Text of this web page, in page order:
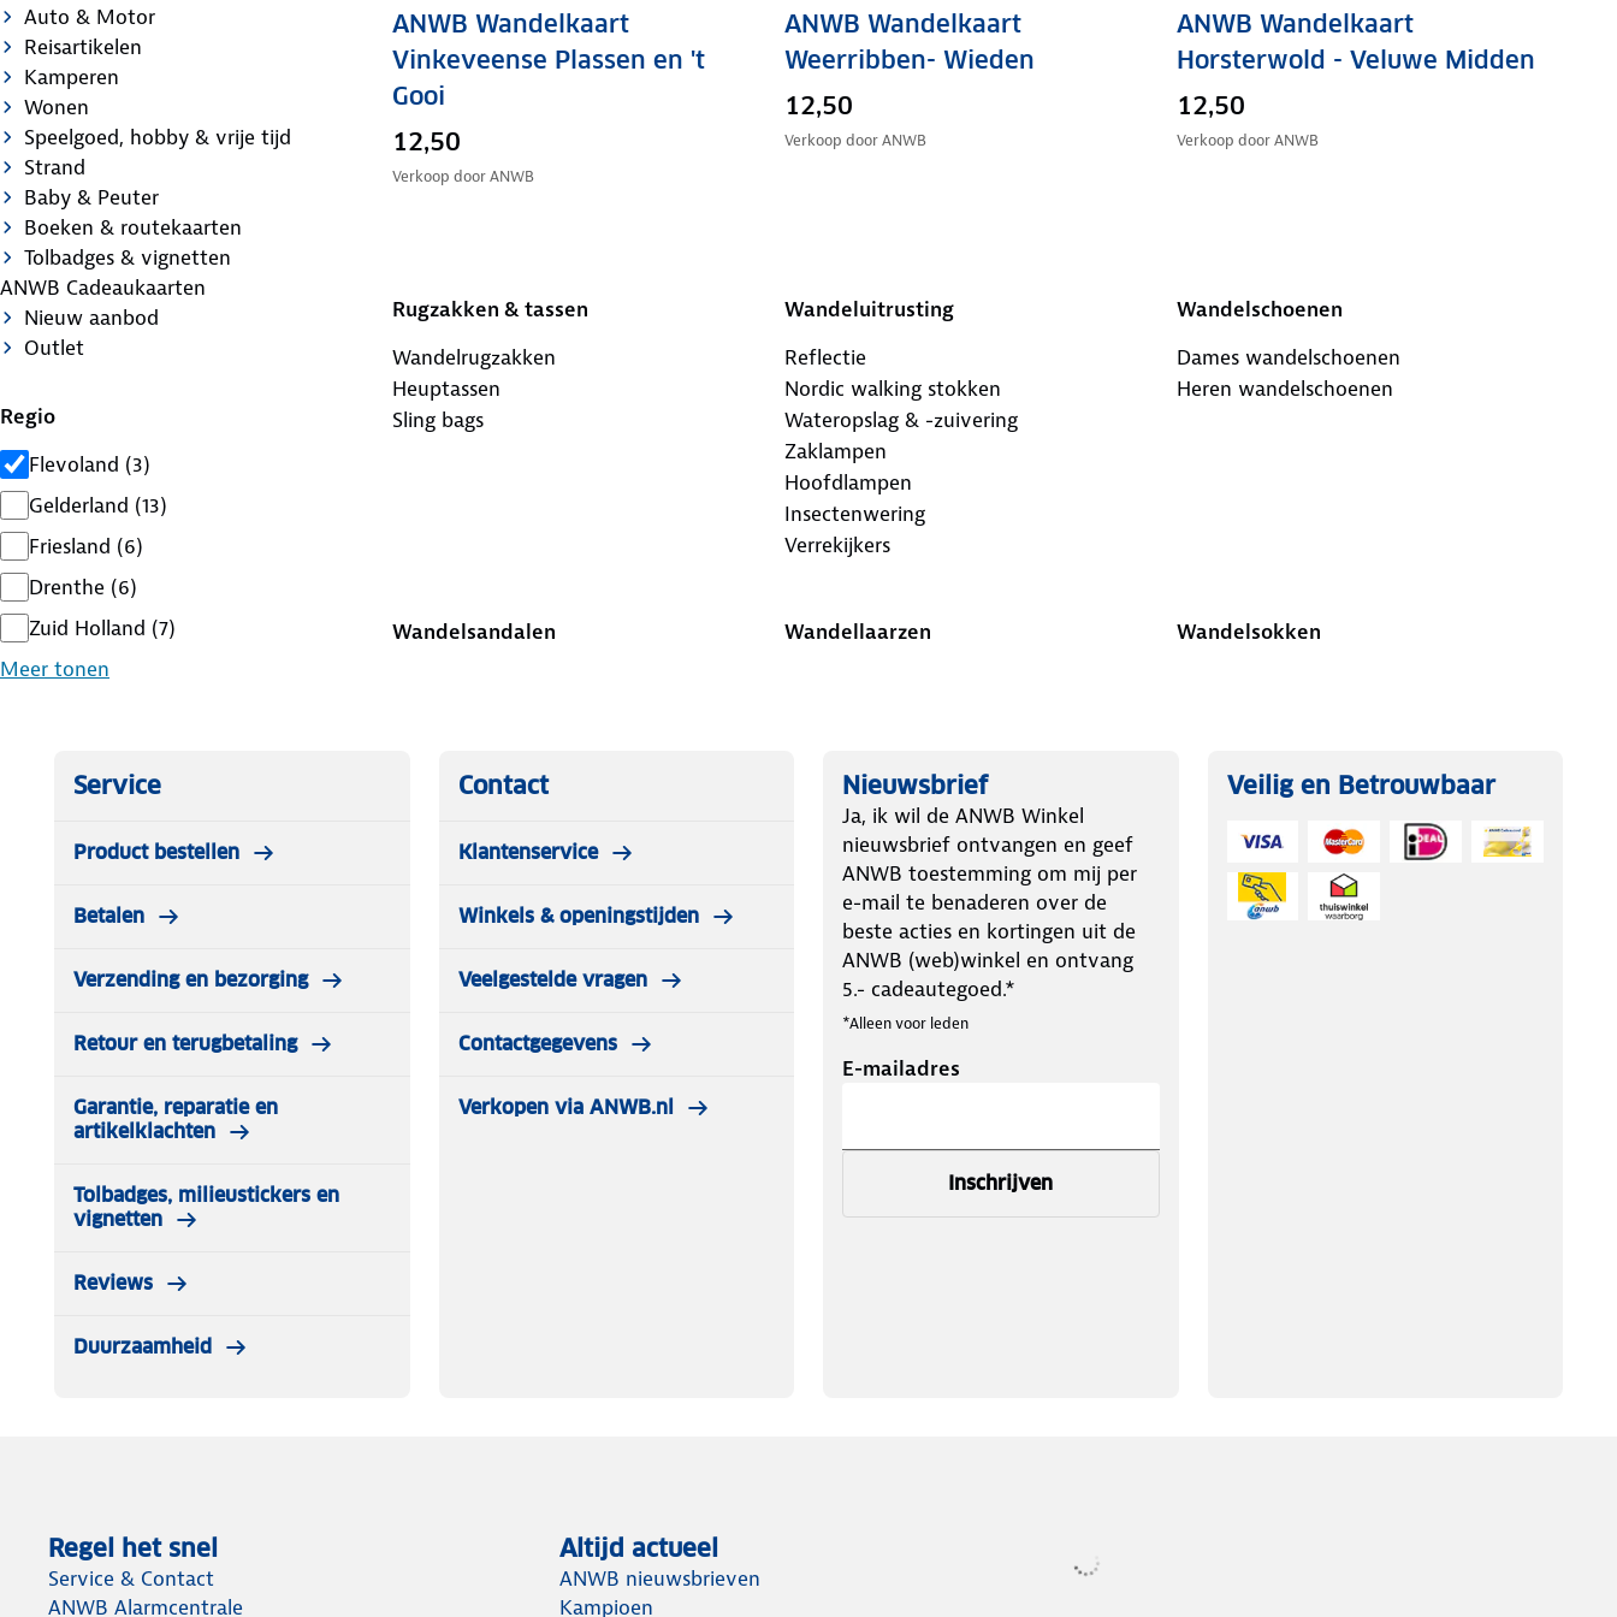
Auto & Motor
Reisartikelen
Kamperen
Wonen
Speelgoed, hobby & vrije tijd
Strand
Baby & Peuter
Boeken & routekaarten
Tolbadges & vignetten
ANWB Cadeaukaarten
Nieuw aanbod
Outlet
Regio
Flevoland (3)
Gelderland (13)
Friesland (6)
Drenthe (6)
Zuid Holland (7)
Meer tonen
ANWB Wandelkaart
Vinkeveense Plassen en 't
Gooi
12,50
Verkoop doorANWB
ANWB Wandelkaart
Weerribben- Wieden
12,50
Verkoop doorANWB
ANWB Wandelkaart
Horsterwold - Veluwe Midden
12,50
Verkoop doorANWB
Rugzakken & tassen
Wandelrugzakken
Heuptassen
Sling bags
Wandeluitrusting
Reflectie
Nordic walking stokken
Wateropslag & -zuivering
Zaklampen
Hoofdlampen
Insectenwering
Verrekijkers
Wandelschoenen
Dames wandelschoenen
Heren wandelschoenen
Wandelsandalen Wandellaarzen Wandelsokken
Service
Product bestellen
Betalen
Verzending en bezorging
Retour en terugbetaling
Garantie, reparatie en
artikelklachten
Tolbadges, milieustickers en
vignetten
Reviews
Duurzaamheid
Contact
Klantenservice
Winkels & openingstijden
Veelgestelde vragen
Contactgegevens
Verkopen via ANWB.nl
Nieuwsbrief
Ja, ik wil de ANWB Winkel
nieuwsbrief ontvangen en geef
ANWB toestemming om mij per
e-mail te benaderen over de
beste acties en kortingen uit de
ANWB (web)winkel en ontvang
5.- cadeautegoed.*
*Alleen voor leden
E-mailadres
Inschrijven
Veilig en Betrouwbaar
Regel het snel
Service & Contact
ANWB Alarmcentrale
Altijd actueel
ANWB nieuwsbrieven
Kampioen